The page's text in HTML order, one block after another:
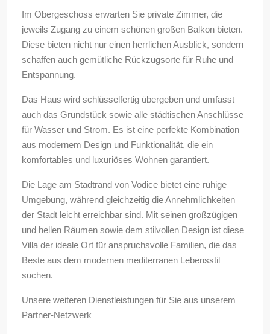
Im Obergeschoss erwarten Sie private Zimmer, die
jeweils Zugang zu einem schönen großen Balkon bieten.
Diese bieten nicht nur einen herrlichen Ausblick, sondern
schaffen auch gemütliche Rückzugsorte für Ruhe und
Entspannung.
Das Haus wird schlüsselfertig übergeben und umfasst
auch das Grundstück sowie alle städtischen Anschlüsse
für Wasser und Strom. Es ist eine perfekte Kombination
aus modernem Design und Funktionalität, die ein
komfortables und luxuriöses Wohnen garantiert.
Die Lage am Stadtrand von Vodice bietet eine ruhige
Umgebung, während gleichzeitig die Annehmlichkeiten
der Stadt leicht erreichbar sind. Mit seinen großzügigen
und hellen Räumen sowie dem stilvollen Design ist diese
Villa der ideale Ort für anspruchsvolle Familien, die das
Beste aus dem modernen mediterranen Lebensstil
suchen.
Unsere weiteren Dienstleistungen für Sie aus unserem
Partner-Netzwerk